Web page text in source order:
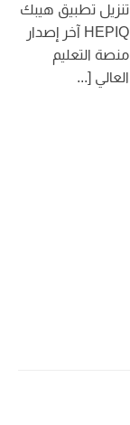
تنزيل تطبيق هيبك
HEPIQ آخر إصدار
منصة التعليم
العالي [...